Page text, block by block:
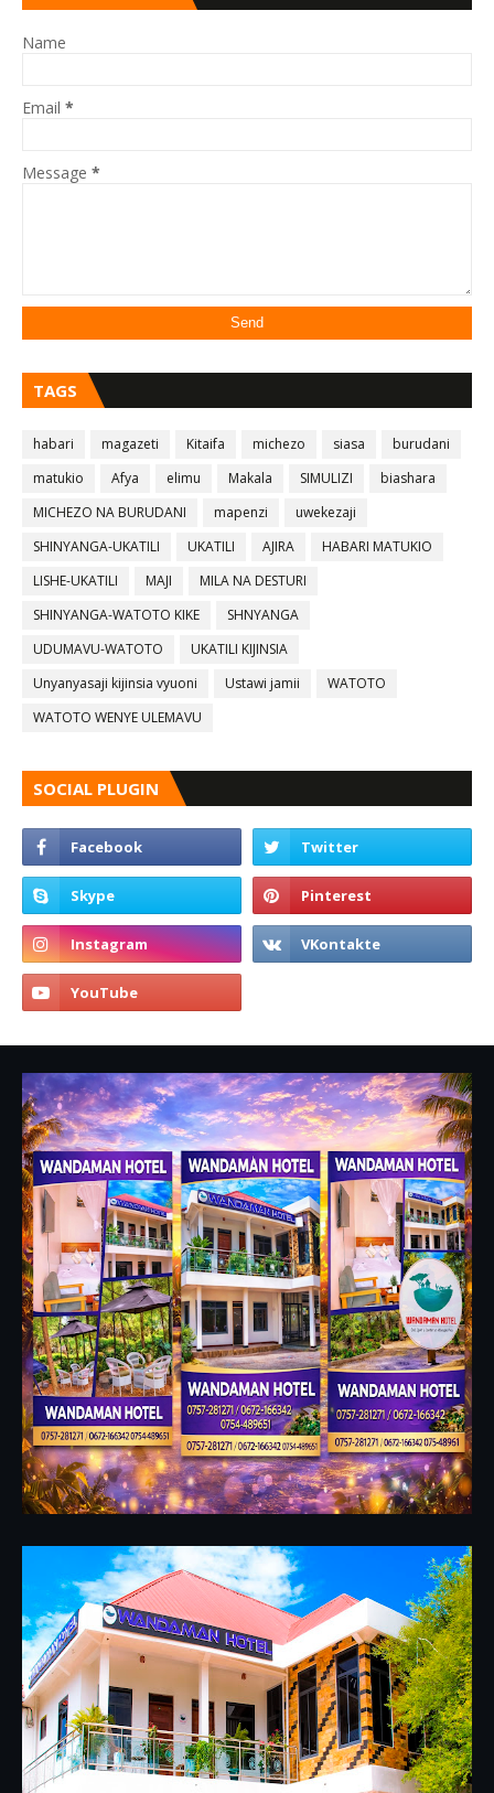
Name
Email *
Message *
TAGS
habari magazeti Kitaifa michezo siasa
burudani
matukio
Afya elimu Makala SIMULIZI
biashara
MICHEZO NA BURUDANI
mapenzi
uwekezaji
SHINYANGA-UKATILI
UKATILI AJIRA
HABARI MATUKIO
LISHE-UKATILI
MAJI
MILA NA DESTURI
SHINYANGA-WATOTO KIKE
SHNYANGA
UDUMAVU-WATOTO
UKATILI KIJINSIA
Unyanyasaji kijinsia vyuoni
Ustawi jamii
WATOTO
WATOTO WENYE ULEMAVU
SOCIAL PLUGIN